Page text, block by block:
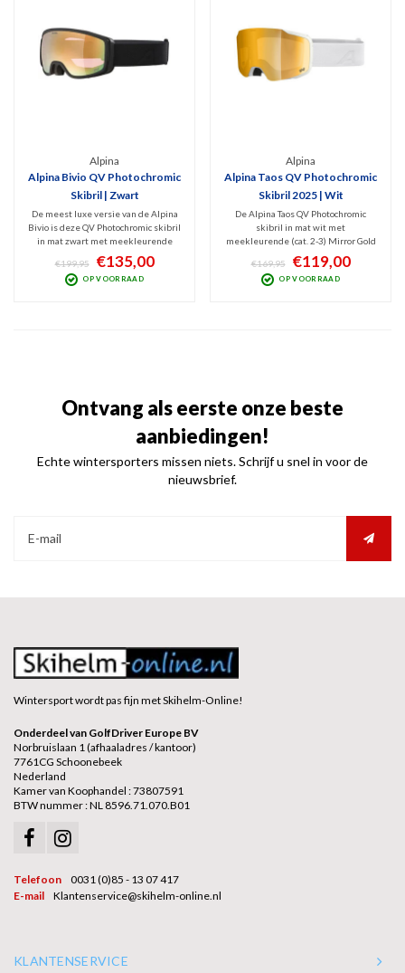
Alpina
Alpina Bivio QV Photochromic
Skibril | Zwart
De meest luxe versie van de Alpina
Bivio is deze QV Photochromic skibril
in mat zwart met meekleurende
(cat. 2-3) Mirror Gold lens. Deze
veelzijdige bril die zich aanpast aan
wisselende weersomstandigheden,
€199,95 €135,00
OP VOORRAAD
Alpina
Alpina Taos QV Photochromic
Skibril 2025 | Wit
De Alpina Taos QV Photochromic
skibril in mat wit met
meekleurende (cat. 2-3) Mirror Gold
lens is een veelzijdig model dat zich
aanpast aan wisselende
weersomstandigheden. Hij biedt
€169,95 €119,00
OP VOORRAAD
Ontvang als eerste onze beste
aanbiedingen!
Echte wintersporters missen niets. Schrijf u snel in voor de
nieuwsbrief.
Wintersport wordt pas fijn met Skihelm-Online!
Onderdeel van GolfDriver Europe BV
Norbruislaan 1 (afhaaladres / kantoor)
7761CG Schoonebeek
Nederland
Kamer van Koophandel : 73807591
BTW nummer : NL 8596.71.070.B01
Telefoon
0031 (0)85 - 13 07 417
E-mail
Klantenservice@skihelm-online.nl
KLANTENSERVICE